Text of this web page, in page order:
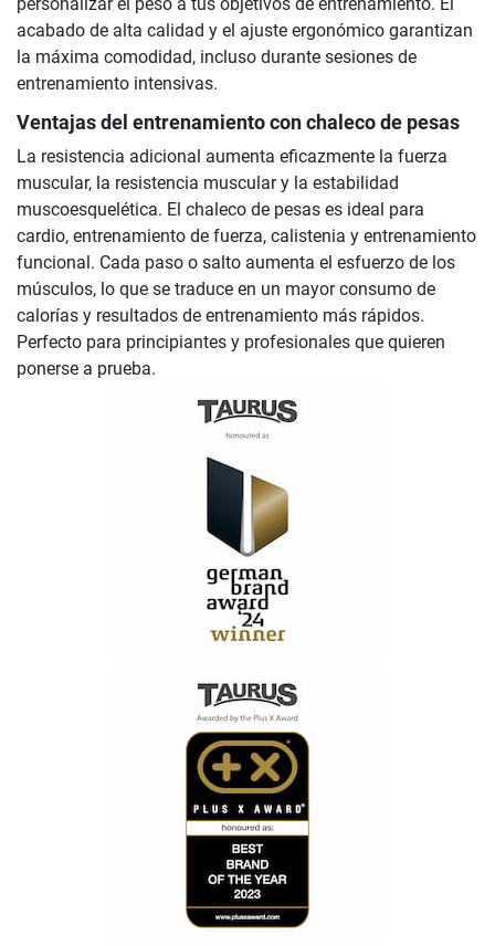
acabado de alta calidad y el ajuste ergonómico garantizan
la máxima comodidad, incluso durante sesiones de
entrenamiento intensivas.
Ventajas del entrenamiento con chaleco de pesas
La resistencia adicional aumenta eficazmente la fuerza
muscular, la resistencia muscular y la estabilidad
muscoesquelética. El chaleco de pesas es ideal para
cardio, entrenamiento de fuerza, calistenia y entrenamiento
funcional. Cada paso o salto aumenta el esfuerzo de los
músculos, lo que se traduce en un mayor consumo de
calorías y resultados de entrenamiento más rápidos.
Perfecto para principiantes y profesionales que quieren
ponerse a prueba.